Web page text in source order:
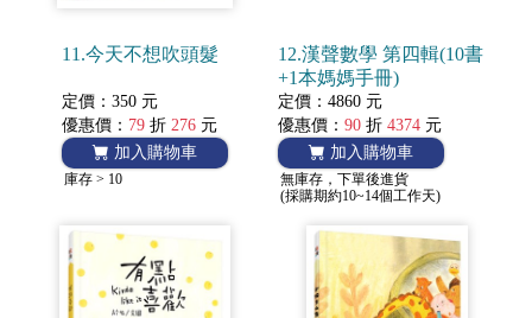
11.今天不想吹頭髮
定價：350 元
優惠價： 79 折 276 元
加入購物車
庫存 > 10
12.漢聲數學 第四輯(10書
+1本媽媽手冊)
定價：4860 元
優惠價： 90 折 4374 元
加入購物車
無庫存，下單後進貨
(採購期約10~14個工作天)